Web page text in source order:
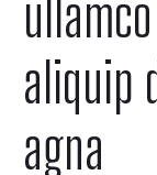
aliquip
agna